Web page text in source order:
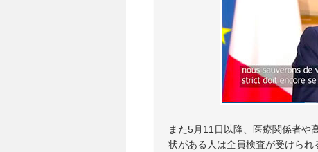
また5月11日以降、医療関係者や
状がある人は全員検査が受けら